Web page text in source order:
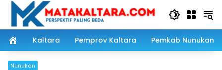
Langsung
konten
Kaltara
Pemprov Kaltara Pemkab Nunukan
Nunukan